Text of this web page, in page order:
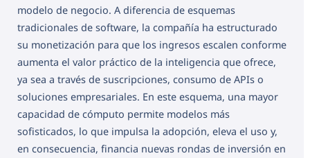
modelo de negocio. A diferencia de esquemas
tradicionales de software, la compañía ha estructurado
su monetización para que los ingresos escalen conforme
aumenta el valor práctico de la inteligencia que ofrece,
ya sea a través de suscripciones, consumo de APIs o
soluciones empresariales. En este esquema, una mayor
capacidad de cómputo permite modelos más
sofisticados, lo que impulsa la adopción, eleva el uso y,
en consecuencia, financia nuevas rondas de inversión en